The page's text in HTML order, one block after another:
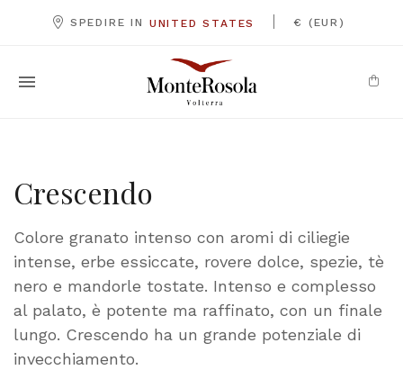
SPEDIRE IN UNITED STATES | € (EUR)
Crescendo
Colore granato intenso con aromi di ciliegie
intense, erbe essiccate, rovere dolce, spezie, tè
nero e mandorle tostate. Intenso e complesso
al palato, è potente ma raffinato, con un finale
lungo. Crescendo ha un grande potenziale di
invecchiamento.